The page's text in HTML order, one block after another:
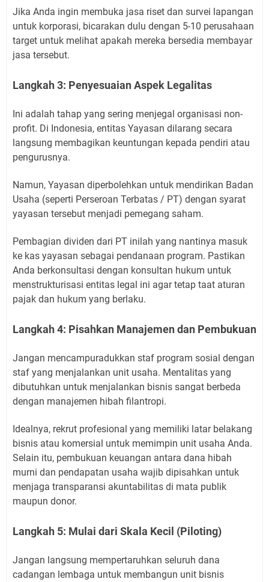
Jika Anda ingin membuka jasa riset dan survei lapangan
untuk korporasi, bicarakan dulu dengan 5-10 perusahaan
target untuk melihat apakah mereka bersedia membayar
jasa tersebut.
Langkah 3: Penyesuaian Aspek Legalitas
Ini adalah tahap yang sering menjegal organisasi non-
profit. Di Indonesia, entitas Yayasan dilarang secara
langsung membagikan keuntungan kepada pendiri atau
pengurusnya.
Namun, Yayasan diperbolehkan untuk mendirikan Badan
Usaha (seperti Perseroan Terbatas / PT) dengan syarat
yayasan tersebut menjadi pemegang saham.
Pembagian dividen dari PT inilah yang nantinya masuk
ke kas yayasan sebagai pendanaan program. Pastikan
Anda berkonsultasi dengan konsultan hukum untuk
menstrukturisasi entitas legal ini agar tetap taat aturan
pajak dan hukum yang berlaku.
Langkah 4: Pisahkan Manajemen dan Pembukuan
Jangan mencampuradukkan staf program sosial dengan
staf yang menjalankan unit usaha. Mentalitas yang
dibutuhkan untuk menjalankan bisnis sangat berbeda
dengan manajemen hibah filantropi.
Idealnya, rekrut profesional yang memiliki latar belakang
bisnis atau komersial untuk memimpin unit usaha Anda.
Selain itu, pembukuan keuangan antara dana hibah
murni dan pendapatan usaha wajib dipisahkan untuk
menjaga transparansi akuntabilitas di mata publik
maupun donor.
Langkah 5: Mulai dari Skala Kecil (Piloting)
Jangan langsung mempertaruhkan seluruh dana
cadangan lembaga untuk membangun unit bisnis